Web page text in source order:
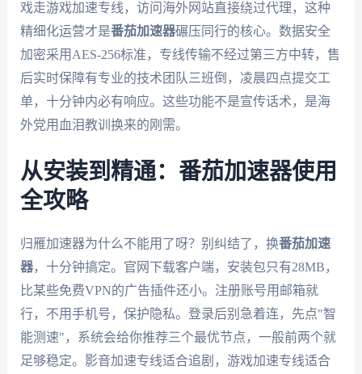
戏走游戏加速专线，访问海外网站直接绕过代理，这种
精细化运营才是番茄加速器碾压同行的核心。数据安全
加密采用AES-256标准，专线传输不经过第三方中转，售
后实时保障有专业的技术团队三班倒，凌晨四点提交工
单，十分钟内必有响应。这些功能不是宣传话术，是海
外党用血泪教训换来的刚需。
从安装到精通：番茄加速器使用
全攻略
归雁加速器为什么不能用了呀？别纠结了，换番茄加速
器，十分钟搞定。官网下载客户端，安装包只有28MB，
比某些免费VPN的广告插件还小。注册账号用邮箱就
行，不用手机号，保护隐私。登录后别急着连，先点"智
能测速"，系统会给你推荐三个最优节点，一般前两个就
足够稳定。影音加速专线适合追剧，游戏加速专线适合